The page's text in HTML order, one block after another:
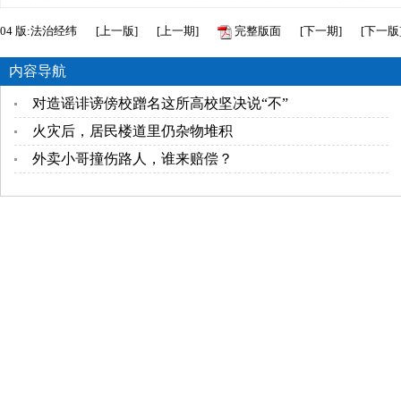
04 版:法治经纬 [上一版] [上一期] 完整版面 [下一期] [下一版
内容导航
对造谣诽谤傍校蹭名这所高校坚决说“不”
火灾后，居民楼道里仍杂物堆积
外卖小哥撞伤路人，谁来赔偿？